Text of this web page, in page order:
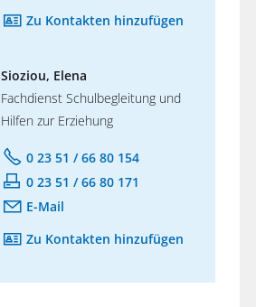
Zu Kontakten hinzufügen
Sioziou, Elena
Fachdienst Schulbegleitung und
Hilfen zur Erziehung
0 23 51 / 66 80 154
0 23 51 / 66 80 171
E-Mail
Zu Kontakten hinzufügen